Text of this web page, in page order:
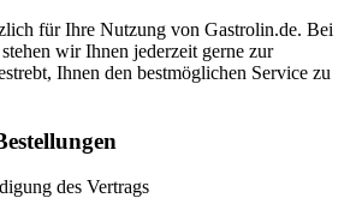
für Ihre Nutzung von Gastrolin.de. Bei
wir Ihnen jederzeit gerne zur
Ihnen den bestmöglichen Service zu
des Vertrags